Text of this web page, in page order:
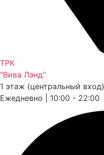
ТРК
"Вива Лэнд"
1 этаж (центральный вход)
Ежедневно | 10:00 - 22:00